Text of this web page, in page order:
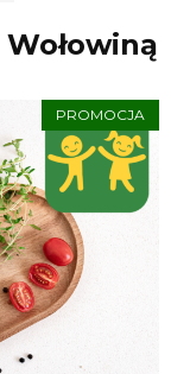
PROMOCJA